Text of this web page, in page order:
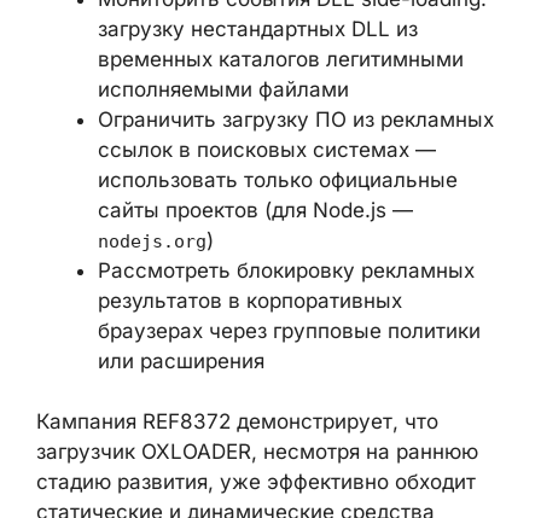
загрузок
Добавить опубликованный хеш в
правила обнаружения EDR-решений
и SIEM
Контролировать запуск PowerShell с
параметром-Verb RunAs — это
нетипичный способ повышения
привилегий для легитимного ПО
Мониторить события DLL side-loading:
загрузку нестандартных DLL из
временных каталогов легитимными
исполняемыми файлами
Ограничить загрузку ПО из
системах — использовать только
официальные сайты проектов (для
Node.js —nodejs.org)